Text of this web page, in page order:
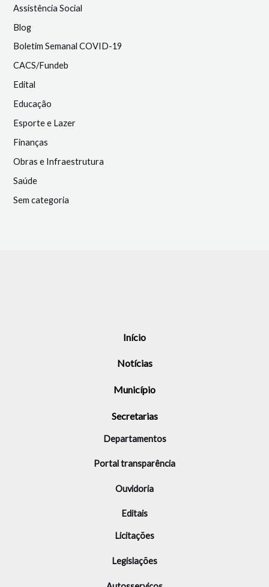
Assistência Social
Blog
Boletim Semanal COVID-19
CACS/Fundeb
Edital
Educação
Esporte e Lazer
Finanças
Obras e Infraestrutura
Saúde
Sem categoria
Início
Notícias
Município
Secretarias
Departamentos
Portal transparência
Ouvidoria
Editais
Licitações
Legislações